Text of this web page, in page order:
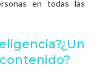
en todas las